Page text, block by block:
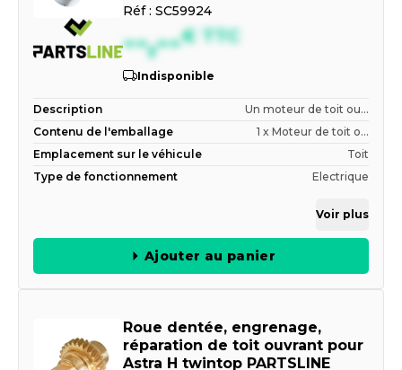
Réf : SC59924
--,--€ TTC
Indisponible
Description
Un moteur de toit ou...
Contenu de l'emballage
1 x Moteur de toit o...
Emplacement sur le véhicule
Toit
Type de fonctionnement
Electrique
Voir plus
Ajouter au panier
Roue dentée, engrenage,
réparation de toit ouvrant pour
Astra H twintop PARTSLINE